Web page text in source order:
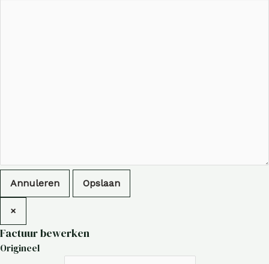
Annuleren Opslaan
×
Factuur bewerken
Origineel